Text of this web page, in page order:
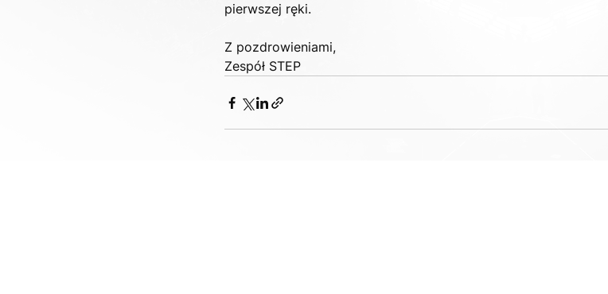
pierwszej ręki.
Z pozdrowieniami,
Zespół STEP